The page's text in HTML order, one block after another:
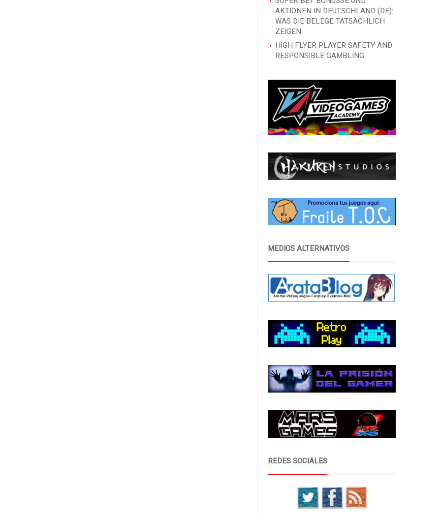
AKTIONEN IN DEUTSCHLAND (DE):
WAS DIE BELEGE TATSÄCHLICH
ZEIGEN
HIGH FLYER PLAYER SAFETY AND
RESPONSIBLE GAMBLING
MEDIOS ALTERNATIVOS
REDES SOCIALES